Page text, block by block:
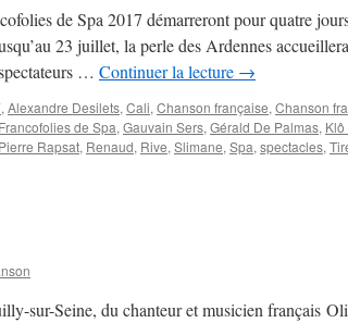
de Spa 2017 démarreront pour quatre
23 juillet, la perle des Ardennes
… Continuer la lecture →
, Alexandre Desilets, Cali, Chanson française, Chanson
Francofolies de Spa, Gauvain Sers, Gérald De Palmas,
Pierre Rapsat, Renaud, Rive, Slimane, Spa, spectacles,
sur-Seine, du chanteur et musicien français